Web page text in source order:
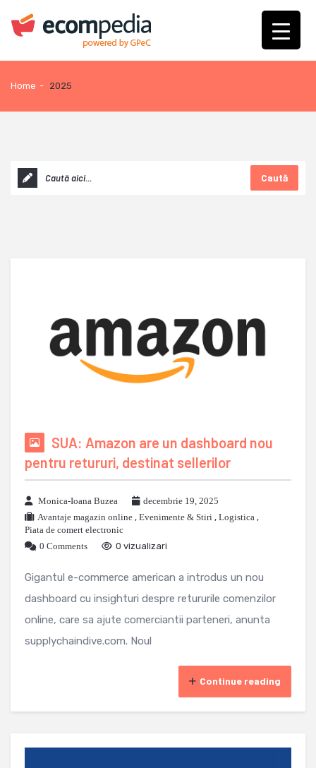
Home - 2025
Caută
SUA: Amazon are un dashboard nou
pentru retururi, destinat sellerilor
Monica-Ioana Buzea
decembrie 19, 2025
Avantaje magazin online , Evenimente & Stiri , Logistica ,
Piata de comert electronic
0 Comments
0 vizualizari
Gigantul e-commerce american a introdus un nou
dashboard cu insighturi despre retururile comenzilor
online, care sa ajute comerciantii parteneri, anunta
supplychaindive.com. Noul
Continue reading